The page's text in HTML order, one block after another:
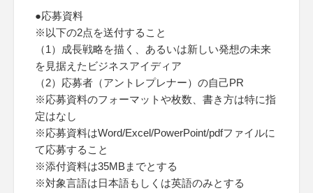
●応募資料
※以下の2点を送付すること
（1）成長戦略を描く、あるいは新しい発想の未来
を見据えたビジネスアイディア
（2）応募者（アントレプレナー）の自己PR
※応募資料のフォーマットや枚数、書き方は特に指
定はなし
※応募資料はWord/Excel/PowerPoint/pdfファイルに
て応募すること
※添付資料は35MBまでとする
※対象言語は日本語もしくは英語のみとする